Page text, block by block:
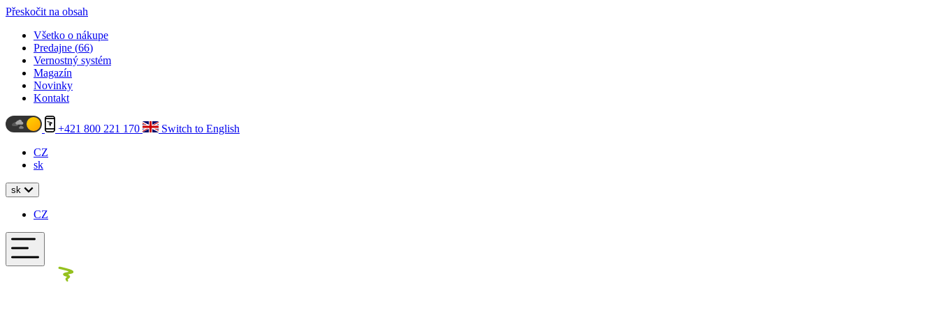
Přeskočit na obsah
Všetko o nákupe
Predajne (66)
Vernostný systém
Magazín
Novinky
Kontakt
+421 800 221 170
Switch to English
CZ
sk
sk
CZ